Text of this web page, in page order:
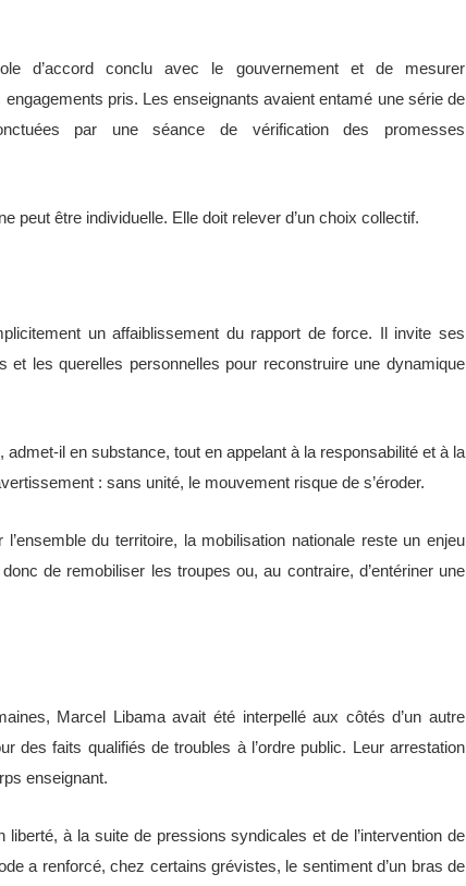
d’accord conclu avec le gouvernement et de mesurer
pris. Les enseignants avaient entamé une série de
par une séance de vérification des promesses
peut être individuelle. Elle doit relever d’un choix collectif.
un affaiblissement du rapport de force. Il invite ses
et les querelles personnelles pour reconstruire une dynamique
il en substance, tout en appelant à la responsabilité et à la
: sans unité, le mouvement risque de s’éroder.
du territoire, la mobilisation nationale reste un enjeu
de remobiliser les troupes ou, au contraire, d’entériner une
Marcel Libama avait été interpellé aux côtés d’un autre
des faits qualifiés de troubles à l’ordre public. Leur arrestation
enseignant.
à la suite de pressions syndicales et de l’intervention de
a renforcé, chez certains grévistes, le sentiment d’un bras de